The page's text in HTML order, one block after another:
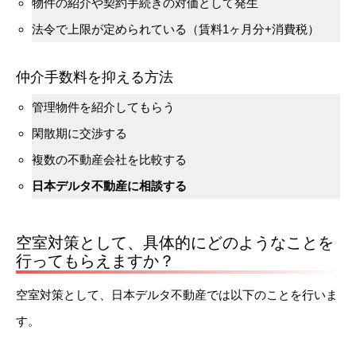
物件の紹介や契約手続きの対価として発生
法令で上限が定められている（賃料1ヶ月分+消費税）
仲介手数料を抑える方法
管理物件を紹介してもらう
閑散期に交渉する
複数の不動産会社を比較する
日本デルタ不動産に相談する
空室対策として、具体的にどのようなことを
行ってもらえますか？
空室対策として、日本デルタ不動産では以下のことを行いま
す。